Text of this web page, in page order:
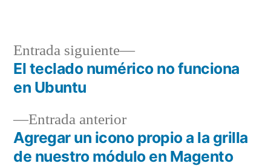
Navegación
entradas
Entrada anteriorEntrada
anterior:
Agregar un icono propio a la grilla
de nuestro módulo en Magento
Entrada siguiente
Entrada
siguiente:
El teclado numérico no funciona
en Ubuntu